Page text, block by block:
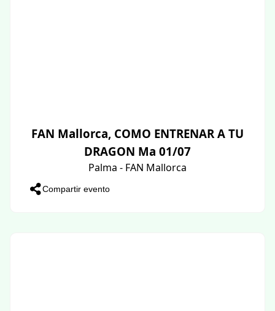
FAN Mallorca, COMO ENTRENAR A TU
DRAGON Ma 01/07
Palma - FAN Mallorca
Compartir evento